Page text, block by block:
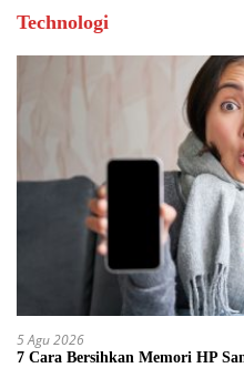
Technologi
5 Agu 2026
7 Cara Bersihkan Memori HP